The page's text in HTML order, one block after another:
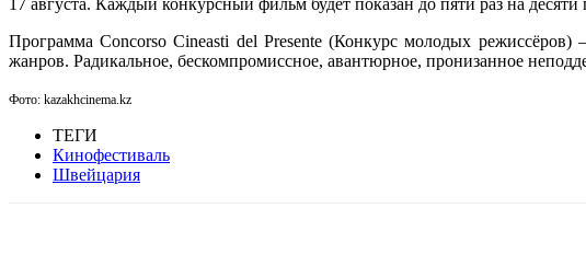
Программа Concorso Cineasti del Presente (Конкурс молодых
жанров. Радикальное, бескомпромиссное, авантюрное, пронизанное
Фото: kazakhcinema.kz
ТЕГИ
Кинофестиваль
Швейцария